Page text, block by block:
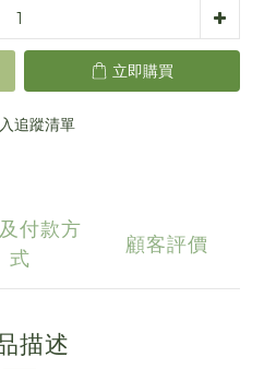
立即購買
追蹤清單
付款方
式
顧客評價
描述